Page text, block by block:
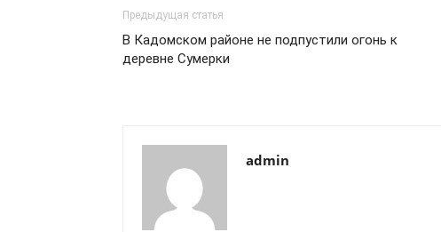
Предыдущая статья
В Кадомском районе не подпустили огонь к
деревне Сумерки
admin